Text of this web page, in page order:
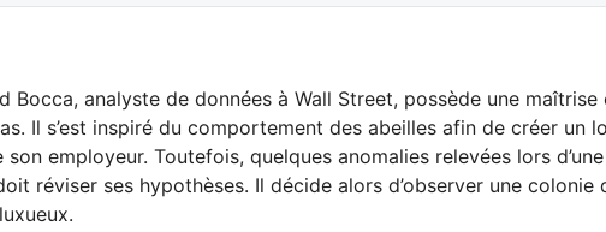
Bocca, analyste de données à Wall Street, possède une
Il s’est inspiré du comportement des abeilles afin de créer un
employeur. Toutefois, quelques anomalies relevées lors
réviser ses hypothèses. Il décide alors d’observer une